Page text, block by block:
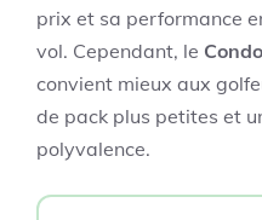
prix et sa performance
vol. Cependant, le
convient mieux aux
de pack plus petites et
polyvalence.